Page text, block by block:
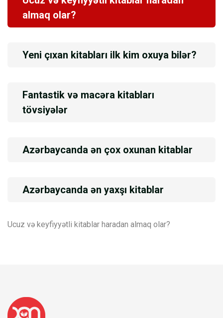
almaq olar?
Yeni çıxan kitabları ilk kim oxuya bilər?
Fantastik və macəra kitabları
tövsiyələr
Azərbaycanda ən çox oxunan kitablar
Azərbaycanda ən yaxşı kitablar
Ucuz və keyfiyyətli kitablar haradan almaq olar?